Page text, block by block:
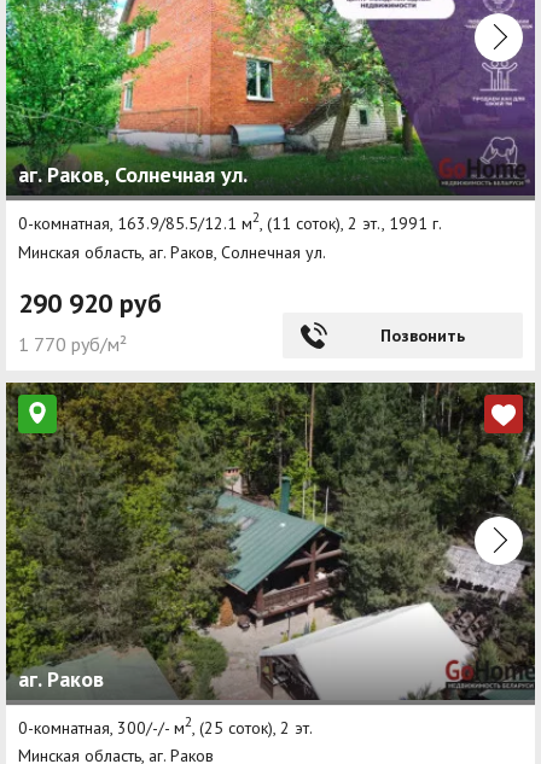
аг. Раков, Солнечная ул.
0-комнатная, 163.9/85.5/12.1 м2, (11 соток), 2 эт., 1991 г.
Минская область, аг. Раков, Солнечная ул.
290 920 руб
1 770 руб/м² Позвонить
аг. Раков
0-комнатная, 300/-/- м2 , (25 соток), 2 эт.
Минская область, аг. Раков